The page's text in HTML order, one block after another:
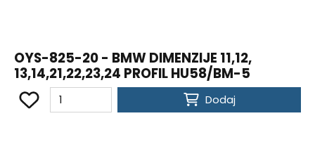
OYS-825-20 - BMW DIMENZIJE 11,12,
13,14,21,22,23,24 PROFIL HU58/BM-5
Dodaj